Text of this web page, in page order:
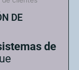
DE
de